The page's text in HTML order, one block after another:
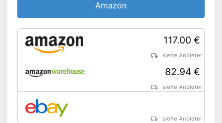
Amazon
117.00 €
siehe Anbieter
82.94 €
siehe Anbieter
siehe Anbieter